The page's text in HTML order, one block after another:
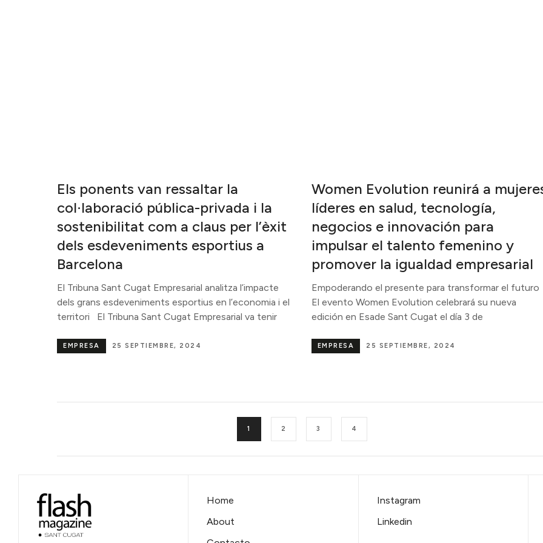
Els ponents van ressaltar la
col·laboració pública-privada i la
sostenibilitat com a claus per l’èxit
dels esdeveniments esportius a
Barcelona
El Tribuna Sant Cugat Empresarial analitza l’impacte
dels grans esdeveniments esportius en l’economia i el
territori El Tribuna Sant Cugat Empresarial va tenir
25 SEPTIEMBRE, 2024
EMPRESA
Women Evolution reunirá a
líderes en salud, tecnología,
negocios e innovación para
impulsar el talento femenino y
promover la igualdad empresarial
Empoderando el presente para transformar el
El evento Women Evolution celebrará su nueva
edición en Esade Sant Cugat el día 3 de
25 SEPTIEMBRE, 2024
EMPRESA
1 2 3 4
Home
About
Instagram
Linkedin